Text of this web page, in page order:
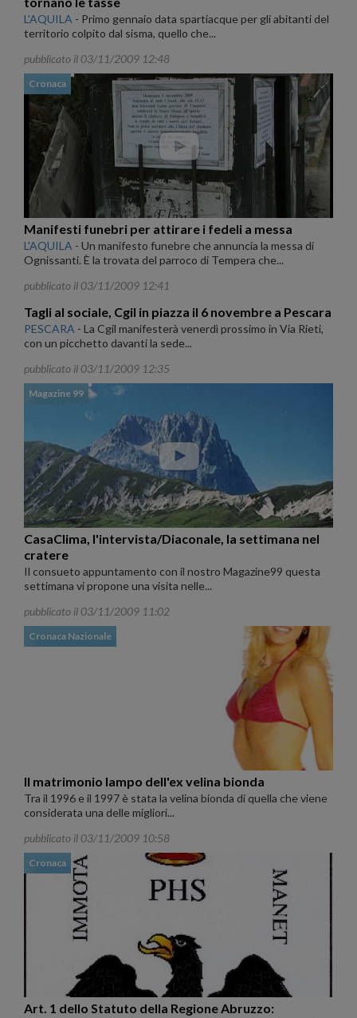
L'AQUILA - Primo gennaio data spartiacque per gli abitanti del
territorio colpito dal sisma, quello che...
pubblicato il 03/11/2009 12:48
Cronaca
Manifesti funebri per attirare i fedeli a messa
L'AQUILA - Un manifesto funebre che annuncia la messa di
Ognissanti. È la trovata del parroco di Tempera che...
pubblicato il 03/11/2009 12:41
Tagli al sociale, Cgil in piazza il 6 novembre a Pescara
PESCARA - La Cgil manifesterà venerdì prossimo in Via Rieti,
con un picchetto davanti la sede...
pubblicato il 03/11/2009 12:35
Magazine 99
CasaClima, l'intervista/Diaconale, la settimana nel
cratere
Il consueto appuntamento con il nostro Magazine99 questa
settimana vi propone una visita nelle...
pubblicato il 03/11/2009 11:02
Cronaca Nazionale
Il matrimonio lampo dell'ex velina bionda
Tra il 1996 e il 1997 è stata la velina bionda di quella che viene
considerata una delle migliori...
pubblicato il 03/11/2009 10:58
Cronaca
Art. 1 dello Statuto della Regione Abruzzo: